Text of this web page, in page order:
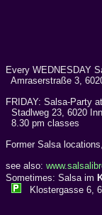
Every WEDNESDAY
Amraserstraße 3,
FRIDAY: Salsa-Party at
Stadlweg 23, 6020
8.30 pm classes
Former Salsa
see also:
Sometimes: Salsa im
Klostergasse 6,